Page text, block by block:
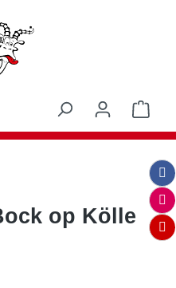
op Kölle